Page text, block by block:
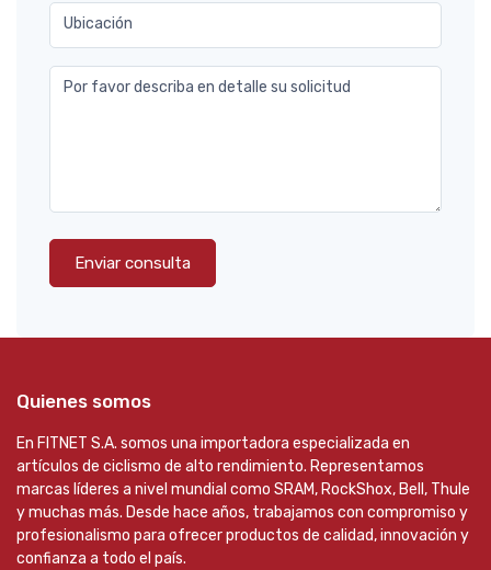
Ubicación
Por favor describa en detalle su solicitud
Enviar consulta
Quienes somos
En FITNET S.A. somos una importadora especializada en
artículos de ciclismo de alto rendimiento. Representamos
marcas líderes a nivel mundial como SRAM, RockShox, Bell, Thule
y muchas más. Desde hace años, trabajamos con compromiso y
profesionalismo para ofrecer productos de calidad, innovación y
confianza a todo el país.